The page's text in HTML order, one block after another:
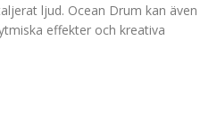
ljud. Ocean Drum kan även
effekter och kreativa